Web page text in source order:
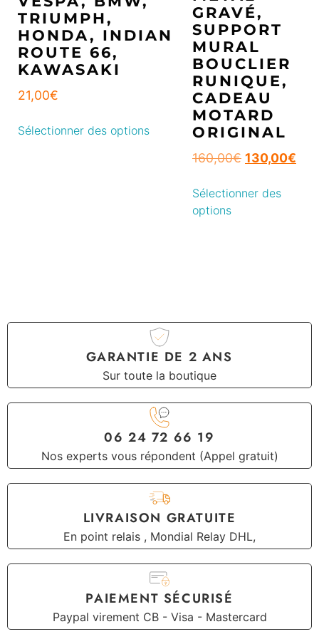
TRIUMPH,
HONDA, INDIAN
ROUTE 66,
KAWASAKI
21,00€
Sélectionner des options
GRAVÉ,
SUPPORT
MURAL
BOUCLIER
RUNIQUE,
CADEAU
MOTARD
ORIGINAL
160,00€ 130,00€
Sélectionner des
options
GARANTIE DE 2 ANS
Sur toute la boutique
06 24 72 66 19
Nos experts vous répondent (Appel gratuit)
LIVRAISON GRATUITE
En point relais , Mondial Relay DHL,
PAIEMENT SÉCURISÉ
Paypal virement CB - Visa - Mastercard